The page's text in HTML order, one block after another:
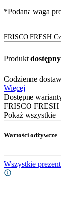
*Podana waga
FRISCO FRESH
Produkt dostępny
Codzienne
Więcej
Dostępne
FRISCO FRESH
Pokaż wszystkie
Wartości odżywcze
Wszystkie